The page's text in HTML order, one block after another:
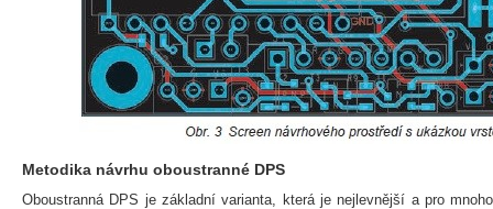
Metodika návrhu oboustranné DPS
Oboustranná DPS je základní varianta, která je nejlevnější a pro